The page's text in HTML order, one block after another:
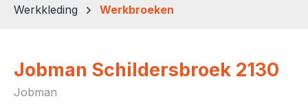
Werkkleding Werkbroeken
Jobman Schildersbroek 2130
Jobman